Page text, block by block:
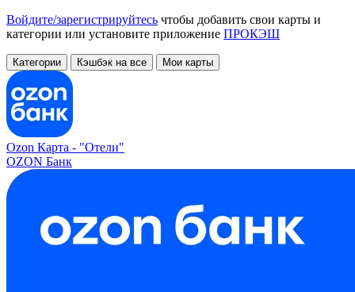
Войдите/зарегистрируйтесь чтобы добавить свои карты и
категории или установите приложение ПРОКЭШ
Категории Кэшбэк на все Мои карты
Ozon Карта - "Отели"
OZON Банк